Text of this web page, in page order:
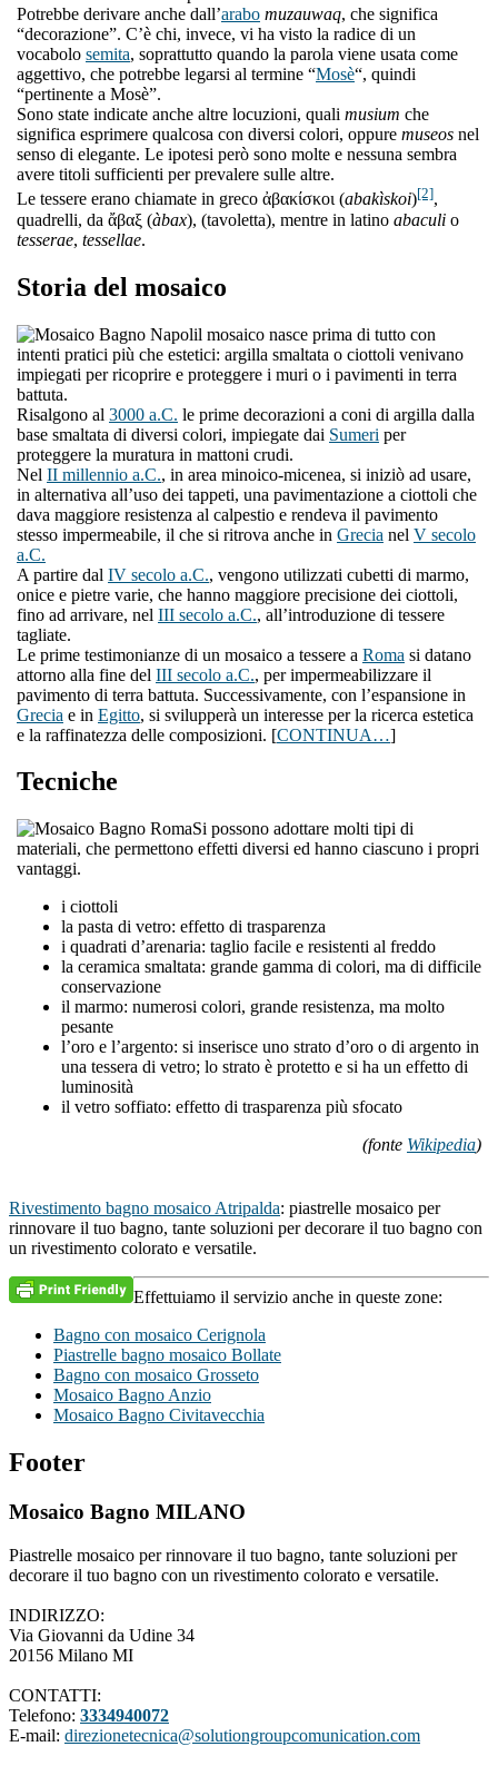
Potrebbe derivare anche dall’arabo muzauwaq, che significa
“decorazione”. C’è chi, invece, vi ha visto la radice di un
vocabolo semita, soprattutto quando la parola viene usata come
aggettivo, che potrebbe legarsi al termine “Mosè“, quindi
“pertinente a Mosè”.
Sono state indicate anche altre locuzioni, quali musium che
significa esprimere qualcosa con diversi colori, oppure museos nel
senso di elegante. Le ipotesi però sono molte e nessuna sembra
avere titoli sufficienti per prevalere sulle altre.
Le tessere erano chiamate in greco ἀβακίσκοι (abakìskoi)[2],
quadrelli, da ἄβαξ (àbax), (tavoletta), mentre in latino abaculi o
tesserae, tessellae.
Storia del mosaico
l mosaico nasce prima di tutto con
intenti pratici più che estetici: argilla smaltata o ciottoli venivano
impiegati per ricoprire e proteggere i muri o i pavimenti in terra
battuta.
Risalgono al 3000 a.C. le prime decorazioni a coni di argilla dalla
base smaltata di diversi colori, impiegate dai Sumeri per
proteggere la muratura in mattoni crudi.
Nel II millennio a.C., in area minoico-micenea, si iniziò ad usare,
in alternativa all’uso dei tappeti, una pavimentazione a ciottoli che
dava maggiore resistenza al calpestio e rendeva il pavimento
stesso impermeabile, il che si ritrova anche in Grecia nel V secolo
a.C.
A partire dal IV secolo a.C., vengono utilizzati cubetti di marmo,
onice e pietre varie, che hanno maggiore precisione dei ciottoli,
fino ad arrivare, nel III secolo a.C., all’introduzione di tessere
tagliate.
Le prime testimonianze di un mosaico a tessere a Roma si datano
attorno alla fine del III secolo a.C., per impermeabilizzare il
pavimento di terra battuta. Successivamente, con l’espansione in
Grecia e in Egitto, si svilupperà un interesse per la ricerca estetica
e la raffinatezza delle composizioni. [CONTINUA…]
Tecniche
Si possono adottare molti tipi di
materiali, che permettono effetti diversi ed hanno ciascuno i propri
vantaggi.
i ciottoli
la pasta di vetro: effetto di trasparenza
i quadrati d’arenaria: taglio facile e resistenti al freddo
la ceramica smaltata: grande gamma di colori, ma di difficile
conservazione
il marmo: numerosi colori, grande resistenza, ma molto
pesante
l’oro e l’argento: si inserisce uno strato d’oro o di argento in
una tessera di vetro; lo strato è protetto e si ha un effetto di
luminosità
il vetro soffiato: effetto di trasparenza più sfocato
(fonte Wikipedia)
Rivestimento bagno mosaico Atripalda: piastrelle mosaico per
rinnovare il tuo bagno, tante soluzioni per decorare il tuo bagno con
un rivestimento colorato e versatile.
Effettuiamo il servizio anche in queste zone:
Bagno con mosaico Cerignola
Piastrelle bagno mosaico Bollate
Bagno con mosaico Grosseto
Mosaico Bagno Anzio
Mosaico Bagno Civitavecchia
Footer
Mosaico Bagno MILANO
Piastrelle mosaico per rinnovare il tuo bagno, tante soluzioni per
decorare il tuo bagno con un rivestimento colorato e versatile.
INDIRIZZO:
Via Giovanni da Udine 34
20156 Milano MI
CONTATTI:
Telefono: 3334940072
E-mail: direzionetecnica@solutiongroupcomunication.com